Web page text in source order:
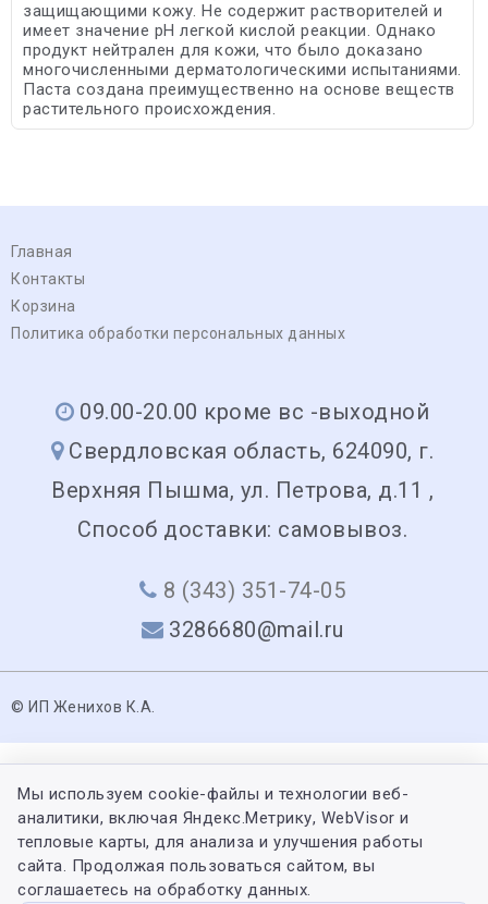
защищающими кожу. Не содержит растворителей и
имеет значение pH легкой кислой реакции. Однако
продукт нейтрален для кожи, что было доказано
многочисленными дерматологическими испытаниями.
Паста создана преимущественно на основе веществ
растительного происхождения.
Главная
Контакты
Корзина
Политика обработки персональных данных
09.00-20.00 кроме вс -выходной
Свердловская область, 624090, г.
Верхняя Пышма, ул. Петрова, д.11 ,
Способ доставки: самовывоз.
8 (343) 351-74-05
3286680@mail.ru
© ИП Женихов К.А.
Мы используем cookie-файлы и технологии веб-
аналитики, включая Яндекс.Метрику, WebVisor и
тепловые карты, для анализа и улучшения работы
сайта. Продолжая пользоваться сайтом, вы
соглашаетесь на обработку данных.